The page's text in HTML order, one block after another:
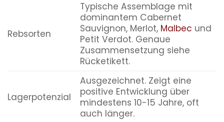
Rebsorten
Typische Assemblage mit
dominantem Cabernet
Sauvignon, Merlot, Malbec und
Petit Verdot. Genaue
Zusammensetzung siehe
Rücketikett.
Lagerpotenzial
Ausgezeichnet. Zeigt eine
positive Entwicklung über
mindestens 10-15 Jahre, oft
auch länger.